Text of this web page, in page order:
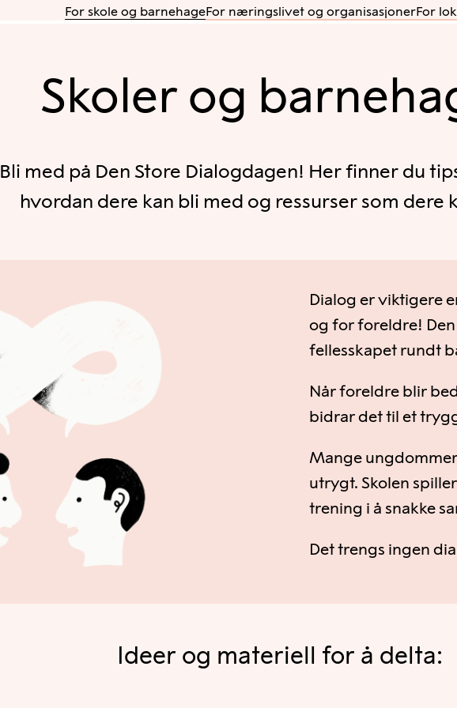
Skoler og
Bli med på Den Store Dialogdagen! Her finner du
hvordan dere kan bli med og ressurser som dere
For skole og barnehageFor næringslivet og organisasjonerFor
Dialog er viktigere
og for foreldre!
fellesskapet rundt
Når foreldre blir
bidrar det til et
Mange
utrygt. Skolen
trening i å snakke
Det trengs ingen
Ideer og materiell for å delta: